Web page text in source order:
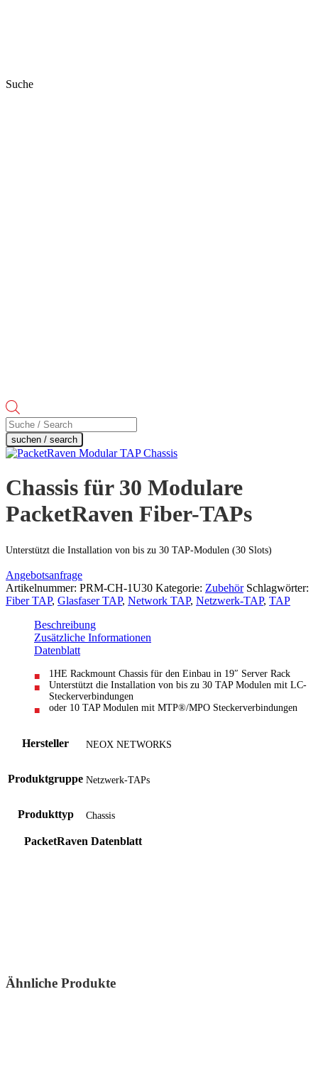
Suche
Products
search
suchen / search
Chassis für 30 Modulare
PacketRaven Fiber-TAPs
Unterstützt die Installation von bis zu 30 TAP-Modulen (30 Slots)
Angebotsanfrage
Artikelnummer: PRM-CH-1U30 Kategorie: Zubehör Schlagwörter:
Fiber TAP, Glasfaser TAP, Network TAP, Netzwerk-TAP, TAP
Beschreibung
Zusätzliche Informationen
Datenblatt
1HE Rackmount Chassis für den Einbau in 19″ Server Rack
Unterstützt die Installation von bis zu 30 TAP Modulen mit LC-
Steckerverbindungen
oder 10 TAP Modulen mit MTP®/MPO Steckerverbindungen
Hersteller NEOX NETWORKS
Produktgruppe Netzwerk-TAPs
Produkttyp Chassis
PacketRaven Datenblatt
Ähnliche Produkte